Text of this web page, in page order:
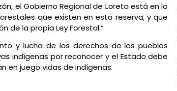
el Gobierno Regional de Loreto está en la
que existen en esta reserva, y que
de la propia Ley Forestal.”
y lucha de los derechos de los pueblos
indígenas por reconocer y el Estado debe
en juego vidas de indígenas.